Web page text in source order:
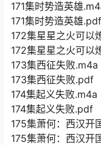
171集时势造英雄
171集时势造英雄.pdf
172集星星之火可以
172集星星之火可以
173集西征失败.m4a
173集西征失败.pdf
174集起义失败.m4a
174集起义失败.pdf
175集萧何：西汉开
175集萧何：西汉开